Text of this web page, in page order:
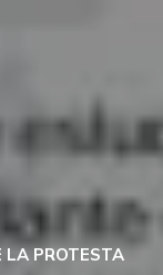
LA PROTESTA